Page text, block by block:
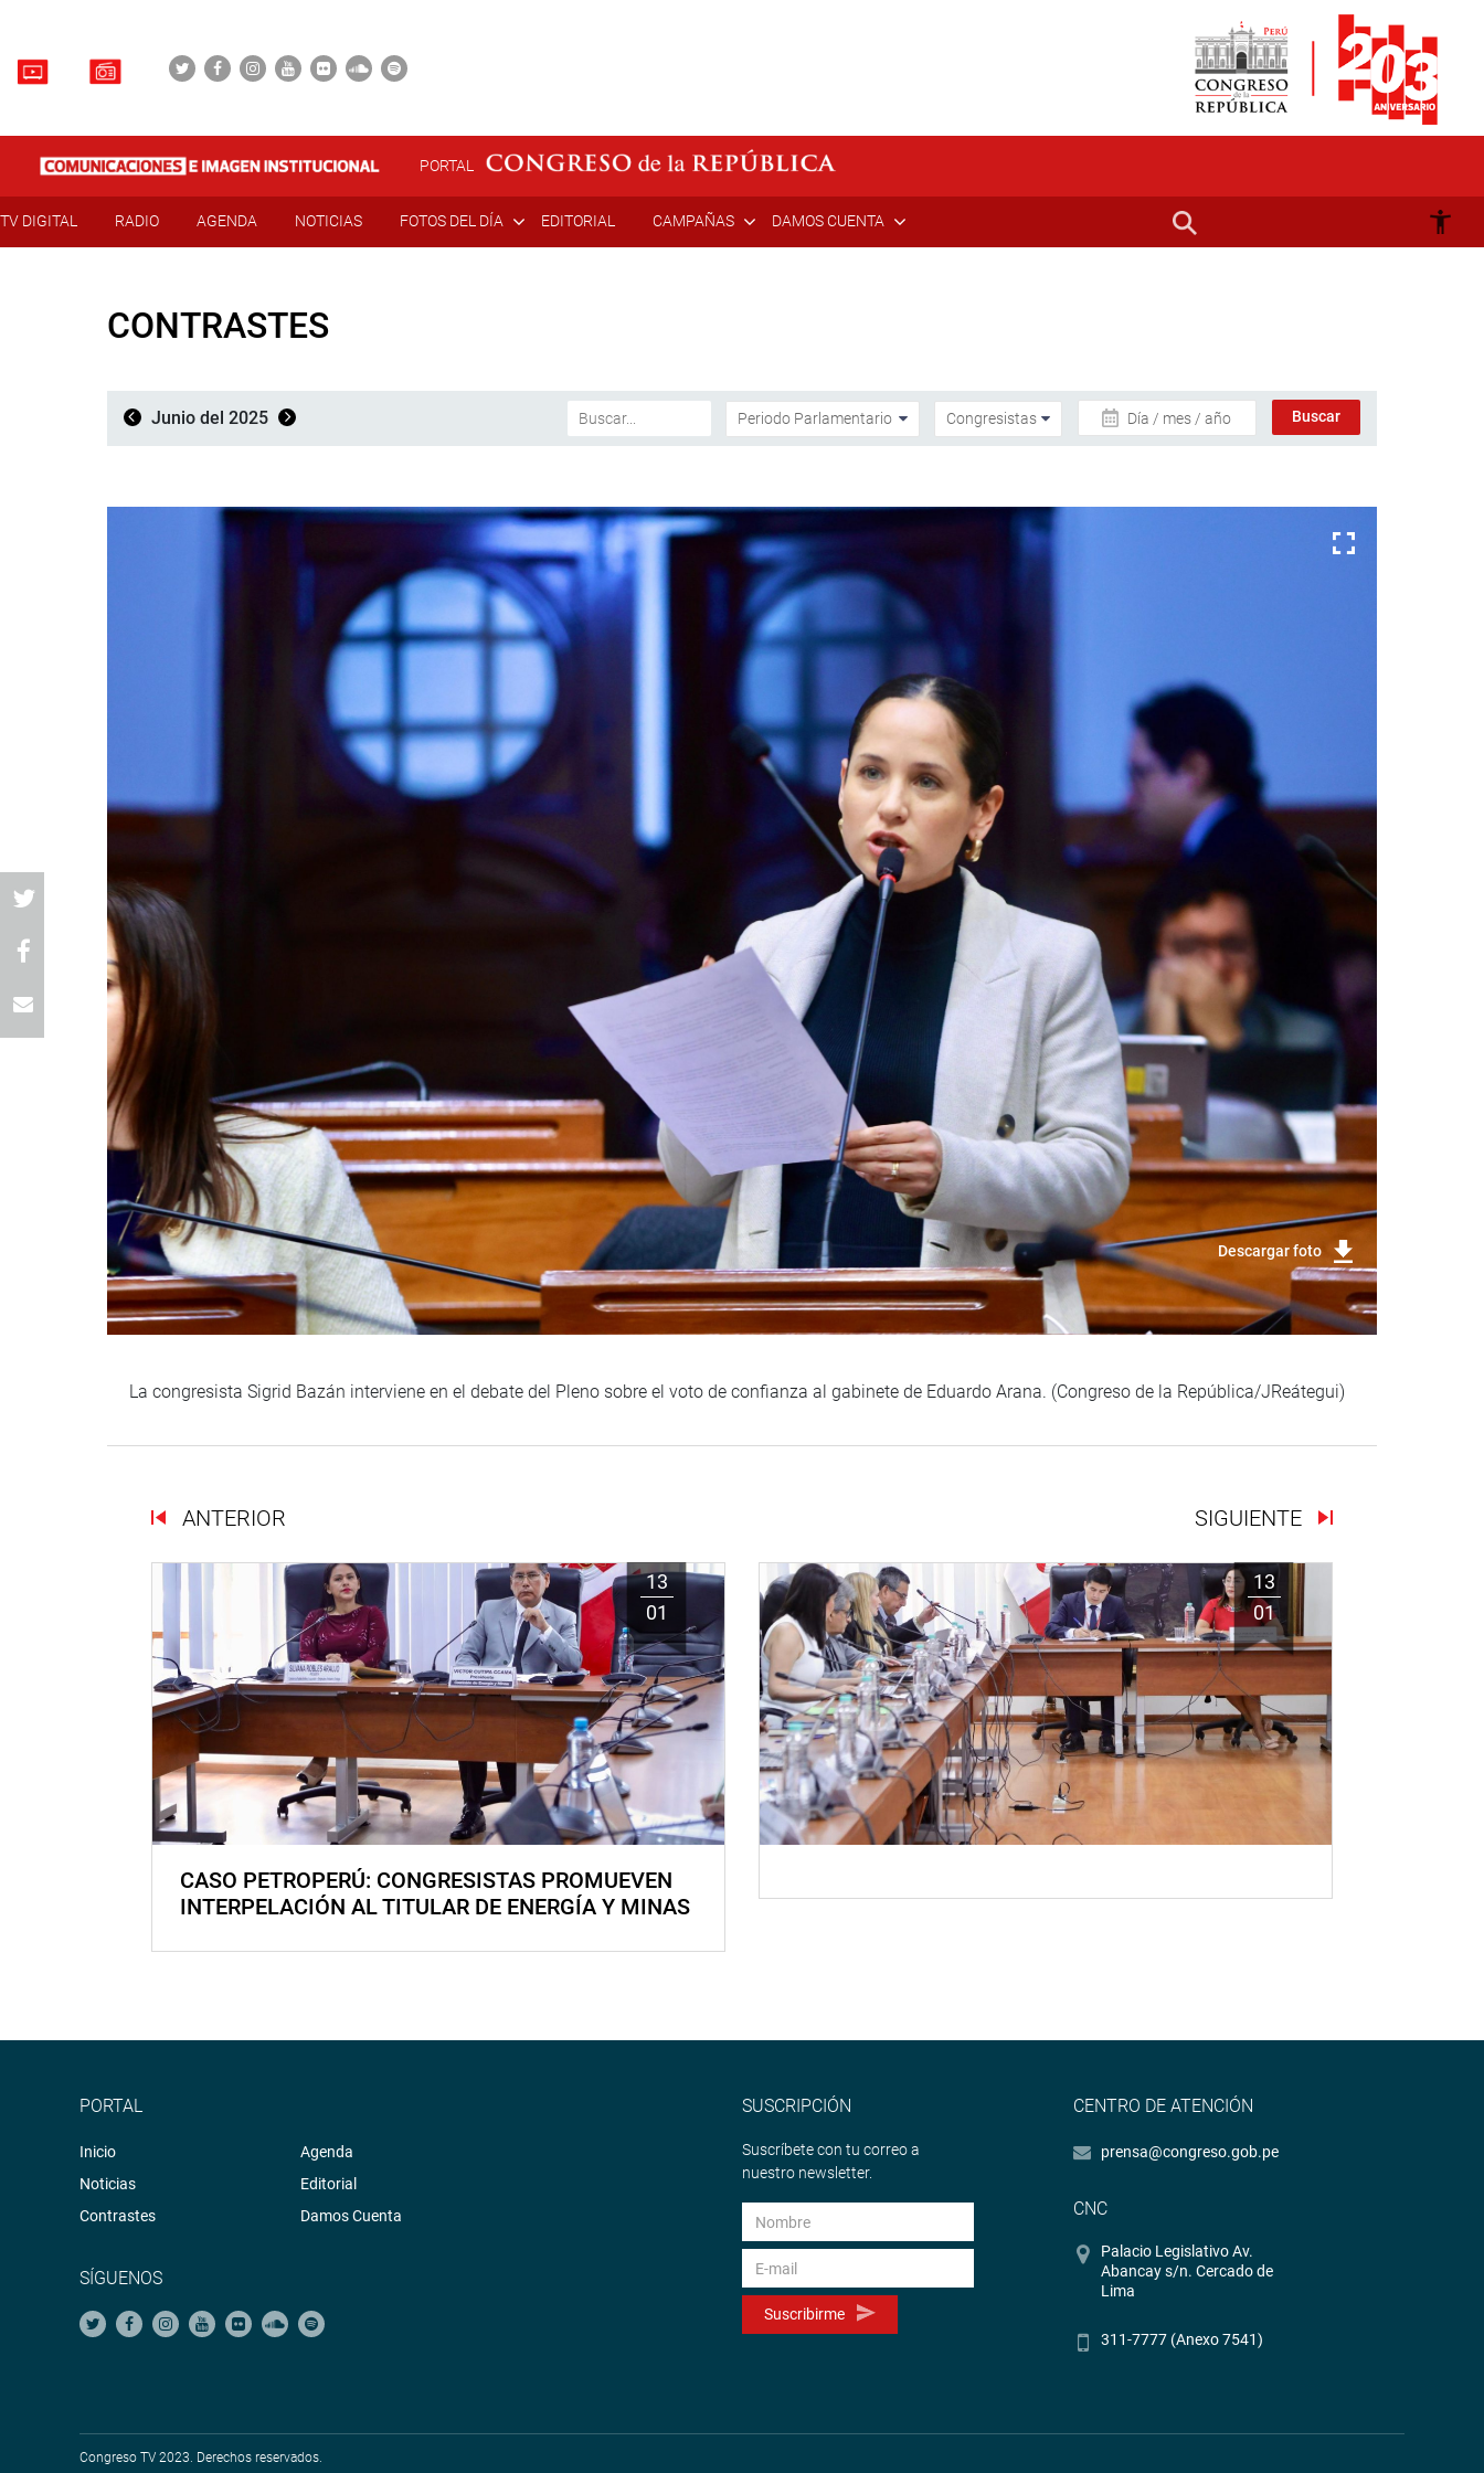
PORTAL
TV DIGITAL RADIO AGENDA NOTICIAS FOTOS DEL DÍA EDITORIAL CAMPAÑAS DAMOS CUENTA
CONTRASTES
Junio del 2025 Día / mes / año
Descargar foto
La congresista Sigrid Bazán interviene en el debate del Pleno sobre el voto de confianza al gabinete de Eduardo Arana. (Congreso de la República/JReátegui)
ANTERIOR SIGUIENTE
13
01
CASO PETROPERÚ: CONGRESISTAS PROMUEVEN
INTERPELACIÓN AL TITULAR DE ENERGÍA Y MINAS
13
01
PORTAL
Inicio
Noticias
Contrastes
Agenda
Editorial
Damos Cuenta
SÍGUENOS
SUSCRIPCIÓN
Suscríbete con tu correo a
nuestro newsletter.
Suscribirme
CENTRO DE ATENCIÓN
prensa@congreso.gob.pe
CNC
Palacio Legislativo Av.
Abancay s/n. Cercado de
Lima
311-7777 (Anexo 7541)
Congreso TV 2023. Derechos reservados.